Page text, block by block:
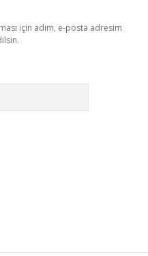
için adım, e-posta adresim